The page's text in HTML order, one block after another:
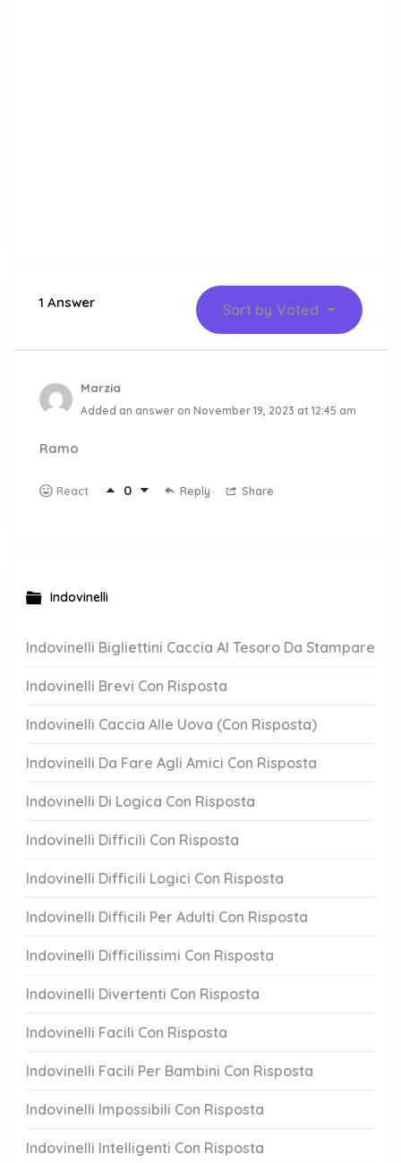
1 Answer Sort by Voted
Marzia
Added an answer on November 19, 2023 at 12:45 am
Ramo
React 0 Reply Share
Indovinelli
Indovinelli Bigliettini Caccia Al Tesoro Da Stampare
Indovinelli Brevi Con Risposta
Indovinelli Caccia Alle Uova (Con Risposta)
Indovinelli Da Fare Agli Amici Con Risposta
Indovinelli Di Logica Con Risposta
Indovinelli Difficili Con Risposta
Indovinelli Difficili Logici Con Risposta
Indovinelli Difficili Per Adulti Con Risposta
Indovinelli Difficilissimi Con Risposta
Indovinelli Divertenti Con Risposta
Indovinelli Facili Con Risposta
Indovinelli Facili Per Bambini Con Risposta
Indovinelli Impossibili Con Risposta
Indovinelli Intelligenti Con Risposta